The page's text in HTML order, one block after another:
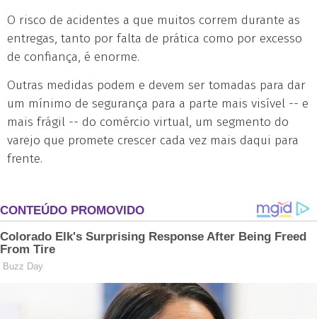
O risco de acidentes a que muitos correm durante as
entregas, tanto por falta de prática como por excesso
de confiança, é enorme.
Outras medidas podem e devem ser tomadas para dar
um mínimo de segurança para a parte mais visível -- e
mais frágil -- do comércio virtual, um segmento do
varejo que promete crescer cada vez mais daqui para
frente.